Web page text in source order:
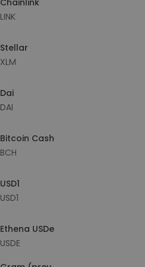
LINK
Stellar
XLM
Dai
DAI
Bitcoin Cash
BCH
USD1
USD1
Ethena USDe
USDE